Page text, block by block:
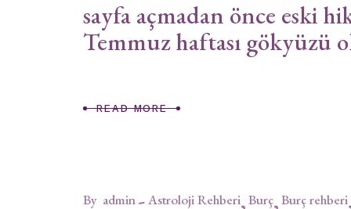
sayfa açmadan önce eski
Temmuz haftası gökyüzü
READ MORE
By admin Astroloji Rehberi Burç Burç rehberi